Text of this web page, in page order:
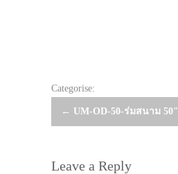
Categorise:
Post
← UM-OD-50-ร่มสนาม 50″
Leave a Reply